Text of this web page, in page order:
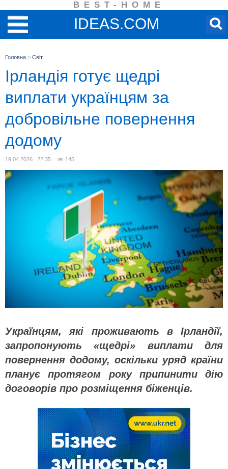
BEST-HOME
IDEAS.COM
Головна > Світ
Ірландія готує щедрі
виплати українцям за
добровільне повернення
додому
19.04.2026 22:35 145
Українцям, які проживають в Ірландії,
запропонують «щедрі» виплати для
повернення додому, оскільки уряд країни
планує протягом року припинити дію
договорів про розміщення біженців.